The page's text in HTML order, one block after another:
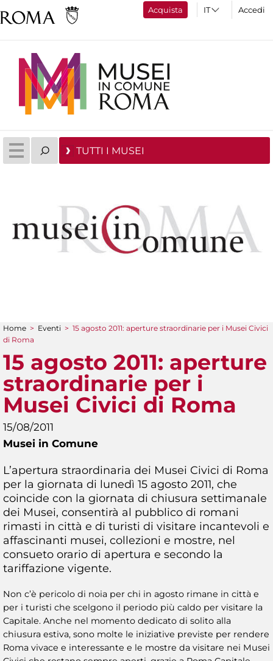
Acquista Accedi
TUTTI I MUSEI
Tu sei qui
Home > Eventi > 15 agosto 2011: aperture straordinarie per i Musei Civici
di Roma
15 agosto 2011: aperture
straordinarie per i
Musei Civici di Roma
15/08/2011
Musei in Comune
L’apertura straordinaria dei Musei Civici di Roma
per la giornata di lunedì 15 agosto 2011, che
coincide con la giornata di chiusura settimanale
dei Musei, consentirà al pubblico di romani
rimasti in città e di turisti di visitare incantevoli e
affascinanti musei, collezioni e mostre, nel
consueto orario di apertura e secondo la
tariffazione vigente.
Non c’è pericolo di noia per chi in agosto rimane in città e
per i turisti che scelgono il periodo più caldo per visitare la
Capitale. Anche nel momento dedicato di solito alla
chiusura estiva, sono molte le iniziative previste per rendere
Roma vivace e interessante e le mostre da visitare nei Musei